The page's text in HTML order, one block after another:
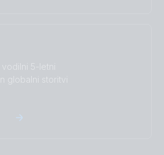
5-letni
globalni storitvi